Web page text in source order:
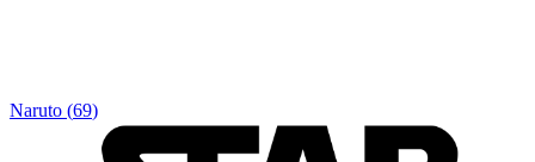
Naruto (69)